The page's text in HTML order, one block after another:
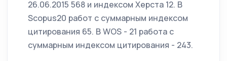
26.06.2015 568 и индексом Херста 12. В
Scopus20 работ с суммарным индексом
цитирования 65. В WOS - 21 работа с
суммарным индексом цитирования - 243.